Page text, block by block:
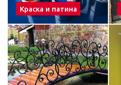
Краска и патина